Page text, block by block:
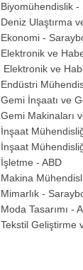
Biyomühendislik -
Deniz Ulaştırma
Ekonomi -
Elektronik ve
Elektronik ve
Endüstri
Gemi İnşaatı ve
Gemi Makinaları
İnşaat
İnşaat
İşletme - ABD
Makina
Mimarlık -
Moda Tasarımı -
Tekstil Geliştirme